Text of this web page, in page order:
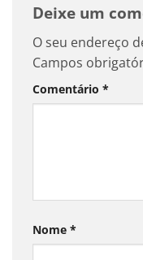
Deixe um
O seu endereço
Campos
Comentário *
Nome *